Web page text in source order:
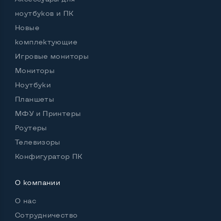
Объем накопителя
Количество слотов M_2
Возможности видеокарты:
Тип видеокарты
Видеопроцессор ноутбука
Удобство пользования:
Подсветка клавиатуры
ноутбуков и ПК
Новые
комплектующие
Игровые мониторы
Мониторы
Ноутбуки
Планшеты
МФУ и Принтеры
Роутеры
Телевизоры
Конфигуратор ПК
О компании
О нас
Сотрудничество